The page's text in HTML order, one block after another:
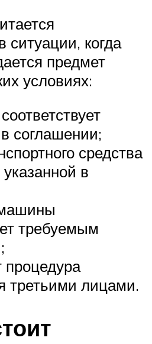
ситуации, когда
предмет
условиях:
соглашении;
средства
в
требуемым
процедура
третьими лицами.